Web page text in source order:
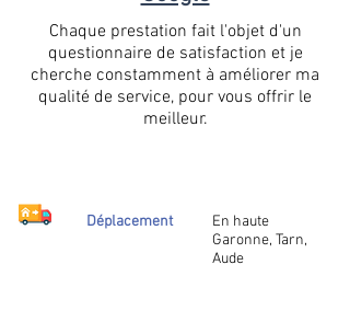
Chaque prestation fait l'objet d'un
questionnaire de satisfaction et je
cherche constamment à améliorer ma
qualité de service, pour vous offrir le
meilleur.
Déplacement
En haute
Garonne, Tarn,
Aude